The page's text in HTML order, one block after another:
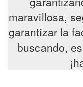
maravillosa,
garantizar la
buscando,